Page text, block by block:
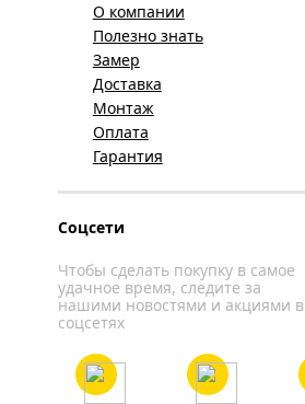
О компании
Полезно знать
Замер
Доставка
Монтаж
Оплата
Гарантия
Соцсети
Чтобы сделать покупку в самое
удачное время, следите за
нашими новостями и акциями в
соцсетях